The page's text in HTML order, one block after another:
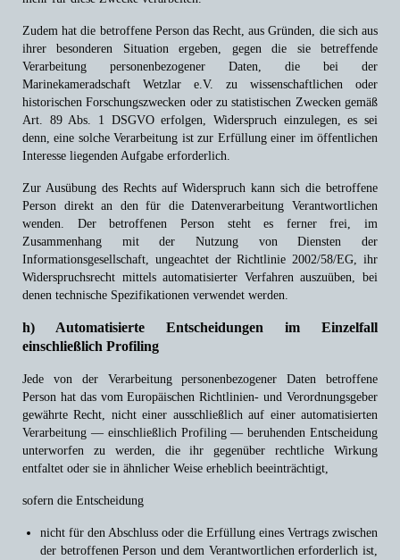
Zudem hat die betroffene Person das Recht, aus Gründen, die sich aus
ihrer besonderen Situation ergeben, gegen die sie betreffende
Verarbeitung personenbezogener Daten, die bei der
Marinekameradschaft Wetzlar e.V. zu wissenschaftlichen oder
historischen Forschungszwecken oder zu statistischen Zwecken gemäß
Art. 89 Abs. 1 DSGVO erfolgen, Widerspruch einzulegen, es sei
denn, eine solche Verarbeitung ist zur Erfüllung einer im öffentlichen
Interesse liegenden Aufgabe erforderlich.
Zur Ausübung des Rechts auf Widerspruch kann sich die betroffene
Person direkt an den für die Datenverarbeitung Verantwortlichen
wenden. Der betroffenen Person steht es ferner frei, im
Zusammenhang mit der Nutzung von Diensten der
Informationsgesellschaft, ungeachtet der Richtlinie 2002/58/EG, ihr
Widerspruchsrecht mittels automatisierter Verfahren auszuüben, bei
denen technische Spezifikationen verwendet werden.
h) Automatisierte Entscheidungen im Einzelfall
einschließlich Profiling
Jede von der Verarbeitung personenbezogener Daten betroffene
Person hat das vom Europäischen Richtlinien- und Verordnungsgeber
gewährte Recht, nicht einer ausschließlich auf einer automatisierten
Verarbeitung — einschließlich Profiling — beruhenden Entscheidung
unterworfen zu werden, die ihr gegenüber rechtliche Wirkung
entfaltet oder sie in ähnlicher Weise erheblich beeinträchtigt,
sofern die Entscheidung
nicht für den Abschluss oder die Erfüllung eines Vertrags zwischen
der betroffenen Person und dem Verantwortlichen erforderlich ist,